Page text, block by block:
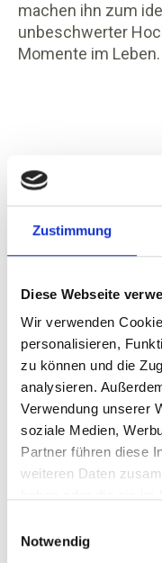
Zustimmung
Diese Webseite
Wir verwenden
personalisieren,
zu können und die
analysieren.
Verwendung unserer
soziale Medien,
Partner führen diese
weiteren Daten
Notwendig
machen ihn zum
unbeschwerter
Momente im Leben.
Beschreibung
Ähnliche
Produktgalerie